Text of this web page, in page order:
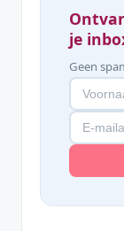
je
Geen